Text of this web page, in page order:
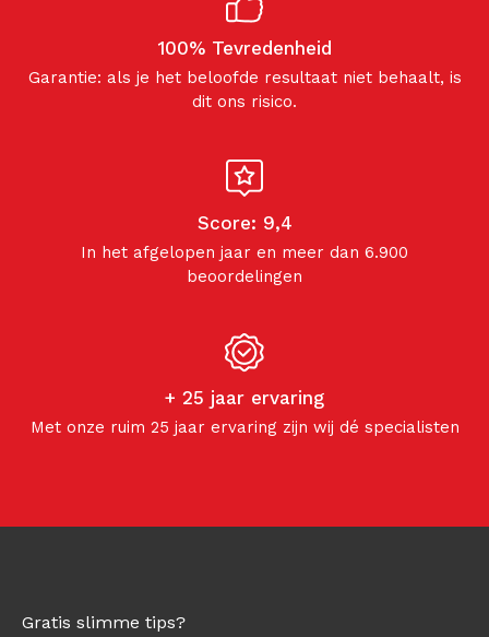
100% Tevredenheid
Garantie: als je het beloofde resultaat niet behaalt, is
dit ons risico.
Score: 9,4
In het afgelopen jaar en meer dan 6.900
beoordelingen
+ 25 jaar ervaring
Met onze ruim 25 jaar ervaring zijn wij dé specialisten
Gratis slimme tips?